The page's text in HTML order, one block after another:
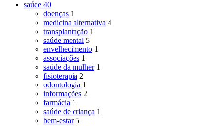
saúde 40
doenças 1
medicina alternativa 4
transplantação 1
saúde mental 5
envelhecimento 1
associações 1
saúde da mulher 1
fisioterapia 2
odontologia 1
informações 2
farmácia 1
saúde de criança 1
bem-estar 5